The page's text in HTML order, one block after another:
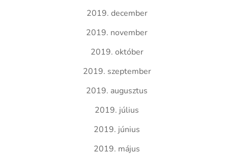
2019. december
2019. november
2019. október
2019. szeptember
2019. augusztus
2019. július
2019. június
2019. május